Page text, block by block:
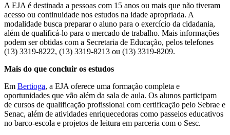
A EJA é destinada a pessoas com 15 anos ou mais que não tiveram
acesso ou continuidade nos estudos na idade apropriada. A
modalidade busca preparar o aluno para o exercício da cidadania,
além de qualificá-lo para o mercado de trabalho. Mais informações
podem ser obtidas com a Secretaria de Educação, pelos telefones
(13) 3319-8222, (13) 3319-8213 ou (13) 3319-8209.
Mais do que concluir os estudos
Em Bertioga, a EJA oferece uma formação completa e
oportunidades que vão além da sala de aula. Os alunos participam
de cursos de qualificação profissional com certificação pelo Sebrae e
Senac, além de atividades enriquecedoras como passeios educativos
no barco-escola e projetos de leitura em parceria com o Sesc.